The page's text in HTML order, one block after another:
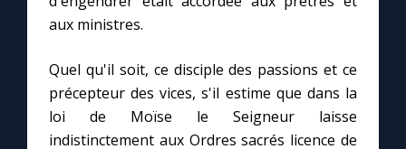
aux ministres.
Quel qu'il soit, ce disciple des passions et ce
précepteur des vices, s'il estime que dans la
loi de Moïse le Seigneur laisse
indistinctement aux Ordres sacrés licence de